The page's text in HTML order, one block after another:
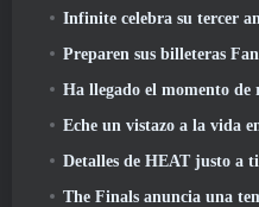
Infinite celebra su tercer aniversario
Preparen sus billeteras Fanáticos de RuneScape,
Ha llegado el momento de rescatar a
Eche un vistazo a la vida en Hethereau en el video de
Detalles de HEAT justo a
The Finals anuncia una temporada